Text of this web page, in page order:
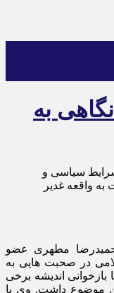
به
سیاسی و
واقعه غدیر
حمیدرضا مطهری عضو
در صحبت هایی به
اندیشه برخی
موضوع داشت. وی با